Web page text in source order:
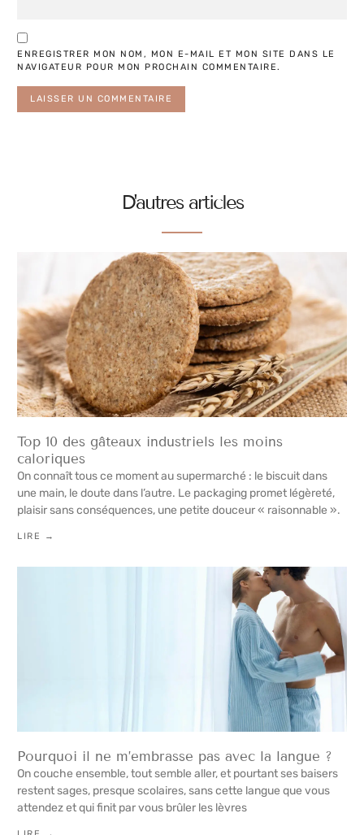
ENREGISTRER MON NOM, MON E-MAIL ET MON SITE DANS LE
NAVIGATEUR POUR MON PROCHAIN COMMENTAIRE.
D'autres articles
Top 10 des gâteaux industriels les moins
caloriques
On connaît tous ce moment au supermarché : le biscuit dans
une main, le doute dans l’autre. Le packaging promet légèreté,
plaisir sans conséquences, une petite douceur « raisonnable ».
LIRE →
Pourquoi il ne m’embrasse pas avec la langue ?
On couche ensemble, tout semble aller, et pourtant ses baisers
restent sages, presque scolaires, sans cette langue que vous
attendez et qui finit par vous brûler les lèvres